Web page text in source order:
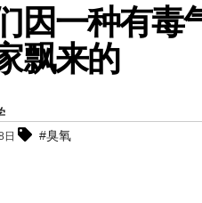
因一种有毒
飘来的
日 #臭氧